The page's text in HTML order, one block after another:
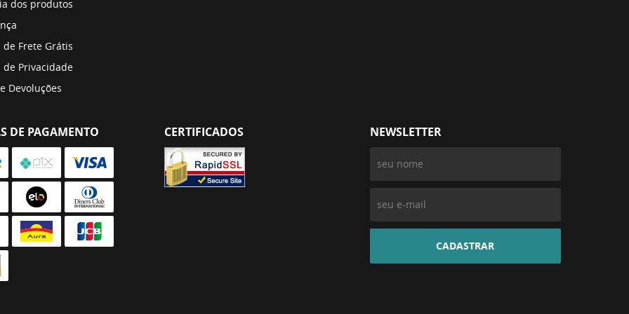
dos produtos
de Frete Grátis
de Privacidade
Devoluções
DE PAGAMENTO CERTIFICADOS NEWSLETTER
CADASTRAR